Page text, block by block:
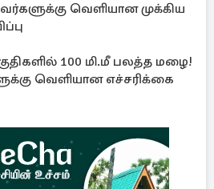
வெளியான முக்கிய
100 மி.மீ பலத்த மழை!
வெளியான எச்சரிக்கை